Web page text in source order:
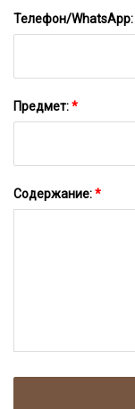
Телефон/WhatsApp:
Предмет:*
Содержание:*